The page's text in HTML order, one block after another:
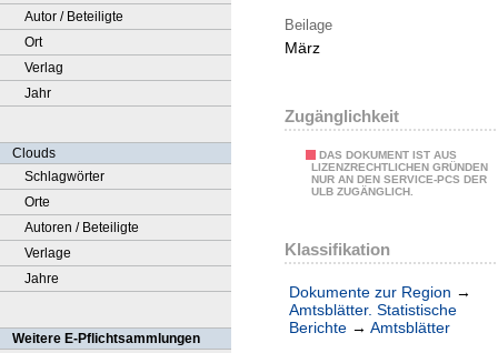
Autor / Beteiligte
Ort
Verlag
Jahr
Clouds
Schlagwörter
Orte
Autoren / Beteiligte
Verlage
Jahre
Weitere E-Pflichtsammlungen
Beilage
März
Zugänglichkeit
DAS DOKUMENT IST AUS
LIZENZRECHTLICHEN GRÜNDEN
NUR AN DEN SERVICE-PCS DER
ULB ZUGÄNGLICH.
Klassifikation
Dokumente zur Region →
Amtsblätter. Statistische
Berichte → Amtsblätter